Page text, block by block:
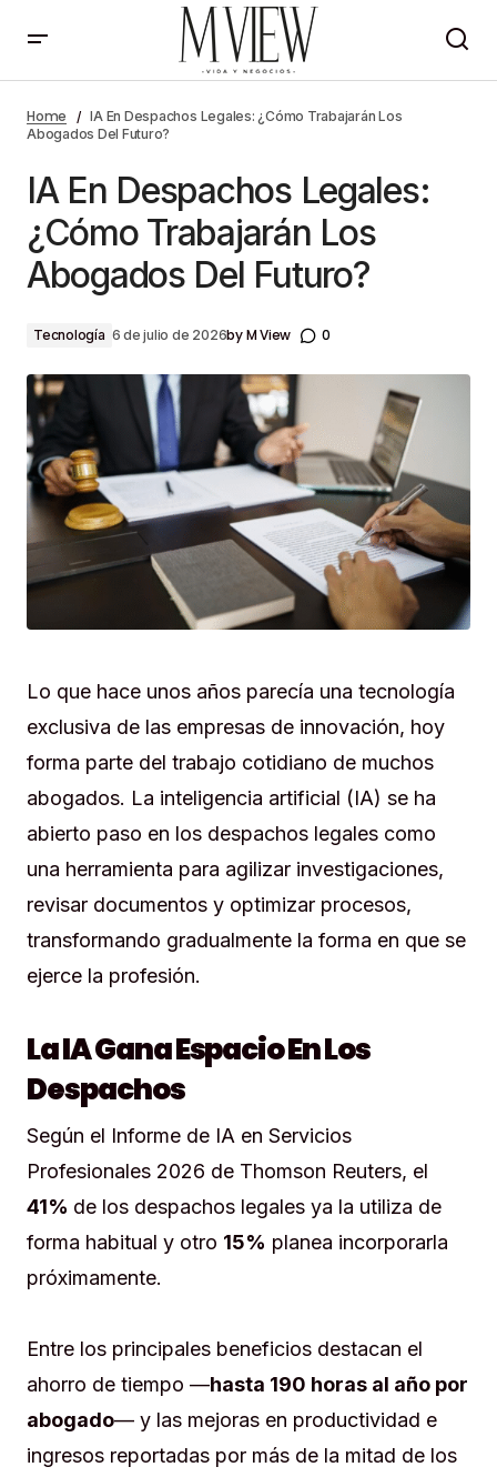
Abogados Del Futuro?
Home
IA En Despachos Legales: ¿Cómo Trabajarán Los
Abogados Del Futuro?
IA En Despachos Legales:
¿Cómo Trabajarán Los
Abogados Del Futuro?
Tecnología 6 de julio de 2026byM View 0
Lo que hace unos años parecía una tecnología
exclusiva de las empresas de innovación, hoy
forma parte del trabajo cotidiano de muchos
abogados. La inteligencia artificial (IA) se ha
abierto paso en los despachos legales como
una herramienta para agilizar investigaciones,
revisar documentos y optimizar procesos,
transformando gradualmente la forma en que se
ejerce la profesión.
La IA Gana Espacio En Los
Despachos
Según el Informe de IA en Servicios
Profesionales 2026 de Thomson Reuters, el
41% de los despachos legales ya la utiliza de
forma habitual y otro 15% planea incorporarla
próximamente.
Entre los principales beneficios destacan el
ahorro de tiempo —hasta 190 horas al año por
abogado— y las mejoras en productividad e
ingresos reportadas por más de la mitad de los